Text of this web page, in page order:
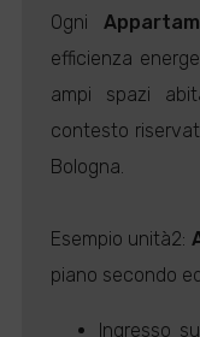
Ogni
efficienza
ampi spazi
contesto
Bologna.
Esempio unità2:
piano secondo
Ingresso